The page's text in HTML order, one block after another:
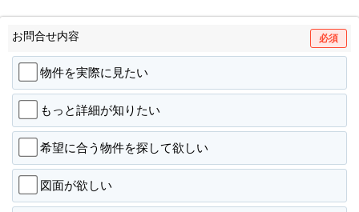
お問合せ内容 必須
物件を実際に見たい
もっと詳細が知りたい
希望に合う物件を探して欲しい
図面が欲しい